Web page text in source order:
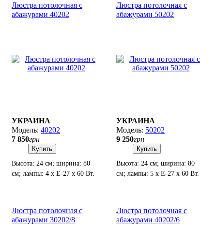
Люстра потолочная с
абажурами 40202
УКРАИНА
40202
7 850грн
Купить
Высота: 24 см; ширина: 80
см; лампы: 4 х Е-27 х 60 Вт.
Люстра потолочная с
абажурами 50202
УКРАИНА
50202
9 250грн
Купить
Высота: 24 см; ширина: 80
см; лампы: 5 х Е-27 х 60 Вт.
Люстра потолочная с
абажурами 30202/8
Люстра потолочная с
абажурами 40202/6